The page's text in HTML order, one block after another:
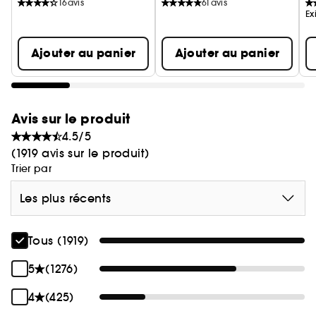
16avis
Ajouter au panier
61 avis
Ajouter au panier
Avis sur le produit
4.5/5
(1919 avis sur le produit)
Trier par
Les plus récents
Tous (1919)
5
(1276)
4
(425)